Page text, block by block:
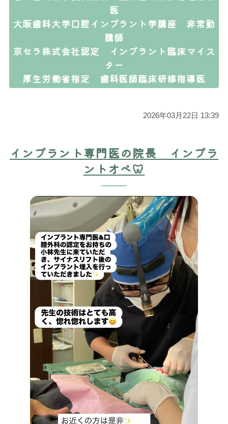
医
大阪歯科大学口腔インプラント学講座 非常勤
講師
京セラ株式会社認定 インプラント臨床マイス
ター
厚生労働省指定 歯科医師臨床研修指導医
2026年03月22日 13:39
インプラント専門医の院長 インプラ
ントオペ🦷